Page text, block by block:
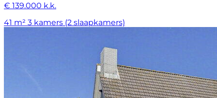
€ 139.000 k.k.
41 m² 3 kamers (2 slaapkamers)